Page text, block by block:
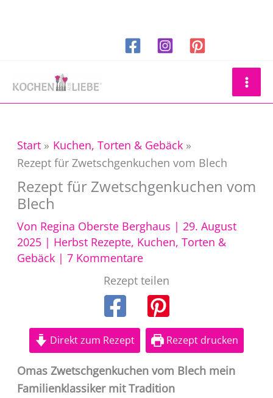
Start
Kuchen, Torten & Gebäck
Rezept für Zwetschgenkuchen vom Blech
Rezept für Zwetschgenkuchen vom
Blech
Von Regina Oberste Berghaus | 29. August
2025 | Herbst Rezepte, Kuchen, Torten &
Gebäck| 7 Kommentare
Rezept teilen
Direkt zum Rezept Rezept drucken
Omas Zwetschgenkuchen vom Blech mein
Familienklassiker mit Tradition